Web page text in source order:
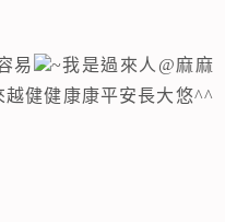
易
~我是過來人@麻麻
越健健康康平安長大悠^^